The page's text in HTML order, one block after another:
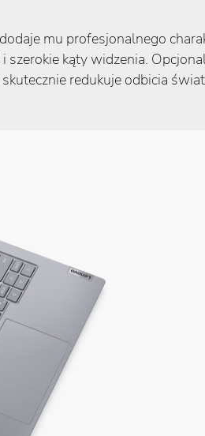
mu profesjonalnego
kąty widzenia.
redukuje odbicia